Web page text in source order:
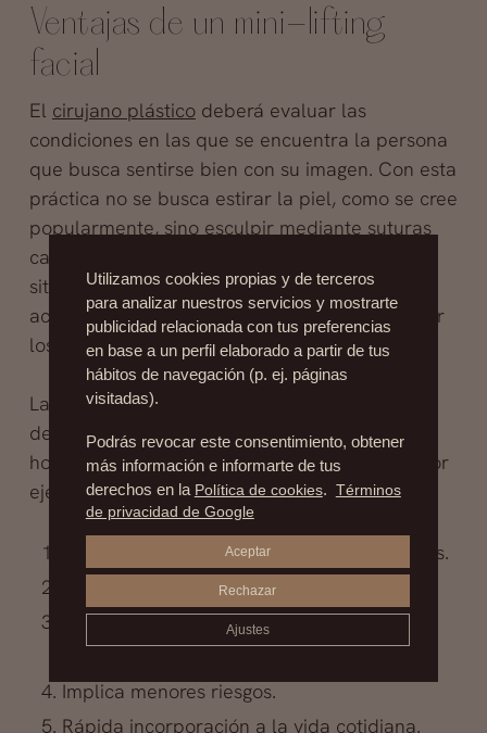
Ventajas de un mini-lifting
facial
El cirujano plásticodeberá evaluar las
condiciones en las que se encuentra la persona
que busca sentirse bien con su imagen. Con esta
práctica no se busca estirar la piel, como se cree
popularmente, sino esculpir mediante suturas
casi imperceptibles la capa de tejido que se
sitúa debajo de la epidermis, lo cual logra
acoplar sin tensión el contorno facial y eliminar
los excesos.
La evoluciónde esta técnica supone una serie
de beneficios que vale la pena considerar a la
hora de solicitar la ayuda profesional, como por
ejemplo:
Heridas menores producto de cortes ligeros.
Tiempo de intervención reducido.
Cirugía de carácter ambulatorio, con
Implica menores riesgos.
Rápida incorporación a la vida cotidiana.
Utilizamos cookies propias y de terceros
para analizar nuestros servicios y mostrarte
publicidad relacionada con tus preferencias
en base a un perfil elaborado a partir de tus
hábitos de navegación (p. ej. páginas
visitadas).
Podrás revocar este consentimiento, obtener
más información e informarte de tus
derechos en la Política de cookies. Términos
de privacidad de Google
Aceptar
Rechazar
Ajustes